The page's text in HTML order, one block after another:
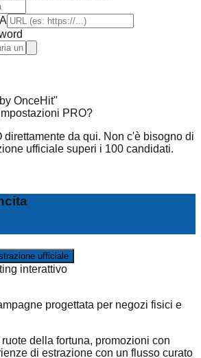
OnceHit"
PRO?
direttamente da qui. Non c'è bisogno di
ufficiale superi i 100 candidati.
ufficiale
interattivo
progettata per negozi fisici e
della fortuna, promozioni con
di estrazione con un flusso curato